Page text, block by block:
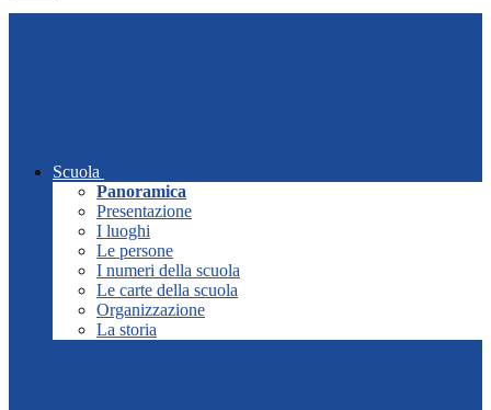
Scuola
Panoramica
Presentazione
I luoghi
Le persone
I numeri della scuola
Le carte della scuola
Organizzazione
La storia